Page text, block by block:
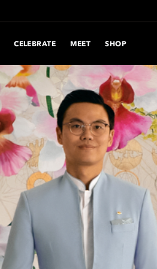
CELEBRATE MEET SHOP